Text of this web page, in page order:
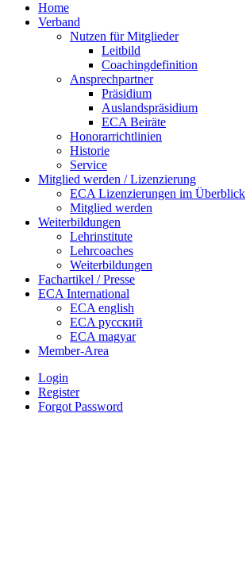
Home
Verband
Nutzen für Mitglieder
Leitbild
Coachingdefinition
Ansprechpartner
Präsidium
Auslandspräsidium
ECA Beiräte
Honorarrichtlinien
Historie
Service
Mitglied werden / Lizenzierung
ECA Lizenzierungen im Überblick
Mitglied werden
Weiterbildungen
Lehrinstitute
Lehrcoaches
Weiterbildungen
Fachartikel / Presse
ECA International
ECA english
ECA русский
ECA magyar
Member-Area
Login
Register
Forgot Password